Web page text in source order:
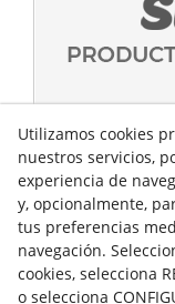
Utilizamos cookies
nuestros servicios,
experiencia de
y, opcionalmente,
tus preferencias
navegación.
cookies, selecciona
o selecciona